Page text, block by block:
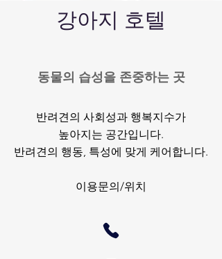
​강아지 호텔
​동물의 습성을 존중하는 곳
반려견의 사회성과 행복지수가
높아지는 공간입니다.
​반려견의 행동, 특성에 맞게 케어합니다.
이용문의/위치